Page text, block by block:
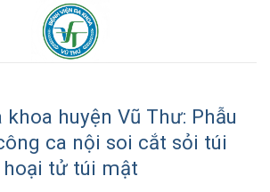
khoa huyện Vũ Thư: Phẫu
ca nội soi cắt sỏi túi
tử túi mật